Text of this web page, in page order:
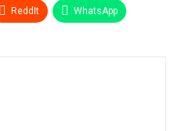
ReddIt WhatsApp